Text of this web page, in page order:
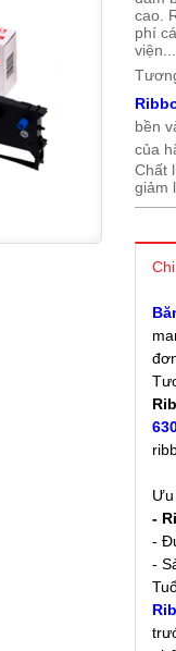
cao.
phí
bền
của
Chất
giảm
Ưu
-
-
-